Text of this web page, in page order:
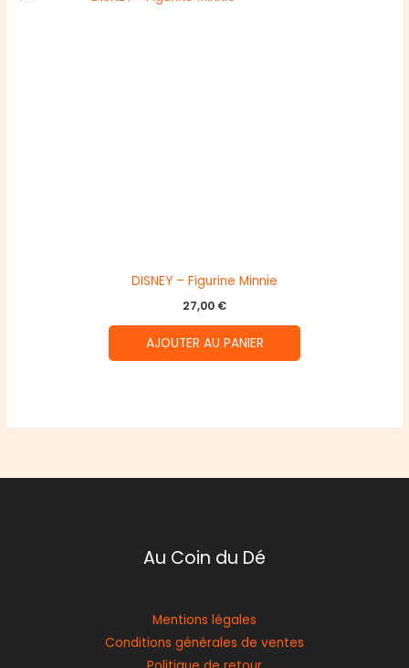
DISNEY – Figurine Minnie
27,00 €
AJOUTER AU PANIER
Au Coin du Dé
Mentions légales
Conditions générales de ventes